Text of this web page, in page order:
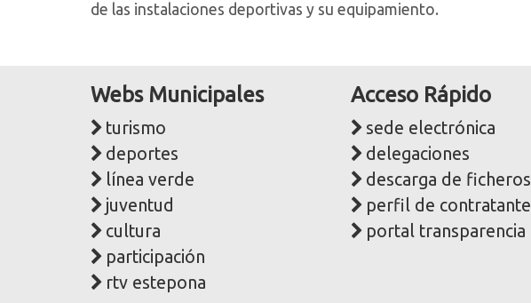
de las instalaciones deportivas y su equipamiento.
Webs Municipales
turismo
deportes
línea verde
juventud
cultura
participación
rtv estepona
Acceso Rápido
sede electrónica
delegaciones
descarga de ficheros
perfil de contratante
portal transparencia